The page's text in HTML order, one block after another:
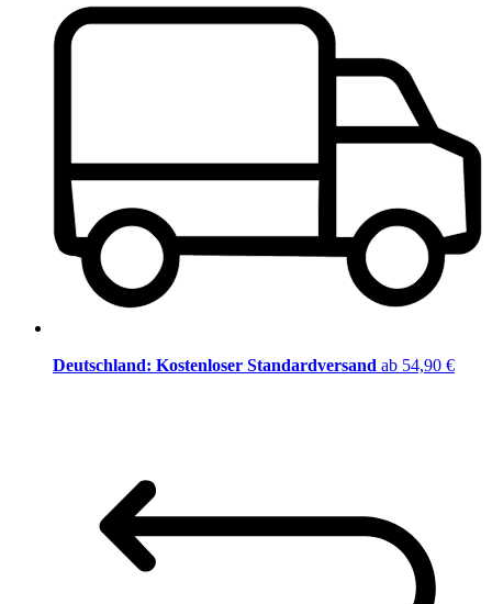
Deutschland: Kostenloser Standardversand ab 54,90 €